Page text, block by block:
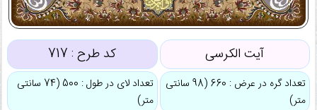
آیت الکرسی کد طرح : 717
تعداد گره در عرض : 660 (98 سانتی
متر)
تعداد لای در طول : 500 (74 سانتی
متر)